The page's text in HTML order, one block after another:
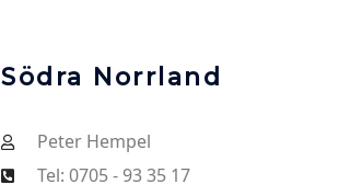
Södra Norrland
Peter Hempel
Tel: 0705 - 93 35 17